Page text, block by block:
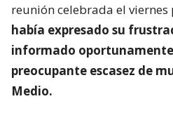
reunión celebrada el viernes
había expresado su
informado
preocupante escasez de
Medio.